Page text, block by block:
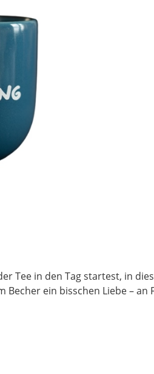
Tee in den Tag startest, in
ein bisschen Liebe –